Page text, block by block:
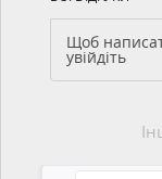
Щоб
увійдіть